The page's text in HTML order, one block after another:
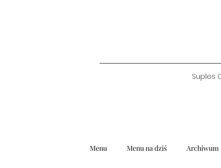
Suples
Menu Menu na dziś Archiwum